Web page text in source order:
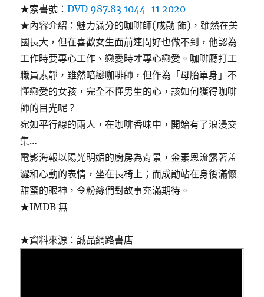
★索書號：DVD 987.83 1044-11 2020
★內容介紹：魅力滿分的咖啡師(成勛 飾)，雖然在美
國長大，但在喜歡女生面前連問好也做不到，他認為
工作時要專心工作、戀愛時才專心戀愛。咖啡廳打工
職員素靜，雖然暗戀咖啡師，但作為「母胎單身」不
懂戀愛的女孩，完全不懂男生的心，該如何獲得咖啡
師的目光呢？
宛如平行線的兩人，在咖啡香味中，開始有了浪漫交
集…
電影海報以陽光明媚的廚房為背景，金素恩流露著羞
澀和心動的表情，坐在長椅上；而成勛站在身後滿懷
甜蜜的眼神，令粉絲們對故事充滿期待。
★IMDB 無
★資料來源：誠品網路書店